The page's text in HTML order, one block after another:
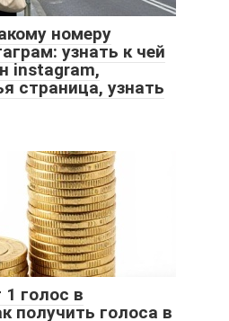
номеру
узнать к чей
instagram,
страница, узнать
1 голос в
получить голоса в